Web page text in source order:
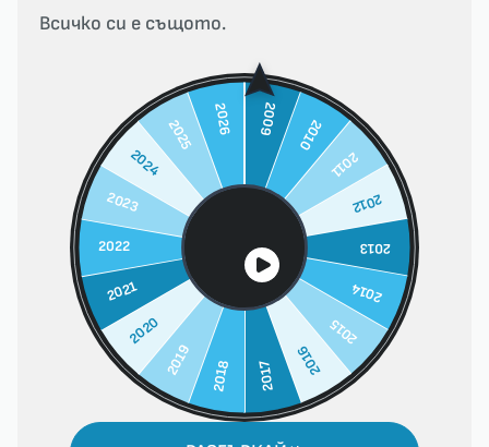
2009 2010
2011
2012
2013
2014
2015
2016
2017
2018
2019
2020
2021
2022
2023
2024
2025 2026
Всичко си е същото.